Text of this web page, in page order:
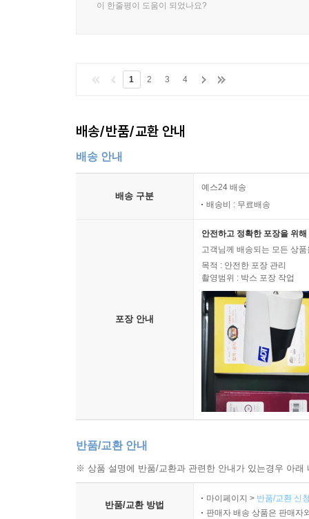
이 한줄평이 도움이 되었나요?
1 2 3 4
배송/반품/교환 안내
배송 안내
배송 구분
예스24 배송
배송비 : 무료배송
포장 안내
안전하고 정확한 포장을 위
고객님께 배송되는 모든 상
목적 : 안전한 포장 관리
촬영범위 : 박스 포장 작업
반품/교환 안내
※ 상품 설명에 반품/교환과 관련한 안내가 있는경우 아
반품/교환 방법
마이페이지 > 반품/교환 신
판매자 배송 상품은 판매자